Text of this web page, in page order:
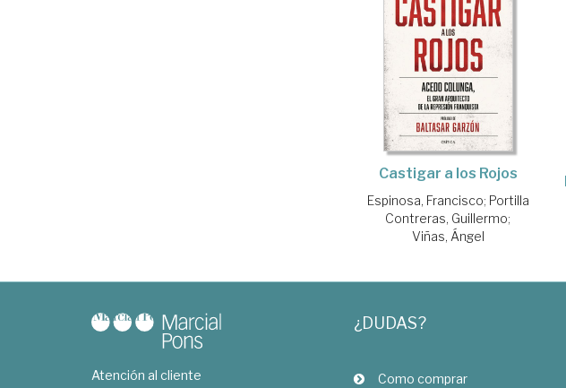
Castigar a los Rojos
Espinosa, Francisco; Portilla
Contreras, Guillermo;
Viñas, Ángel
Atención al cliente
¿DUDAS?
Como comprar